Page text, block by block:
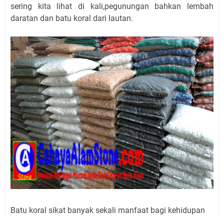
sering kita lihat di kali,pegunungan bahkan lembah
daratan dan batu koral dari lautan.
Batu koral sikat banyak sekali manfaat bagi kehidupan